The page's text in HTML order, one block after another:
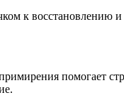
к восстановлению и
помогает